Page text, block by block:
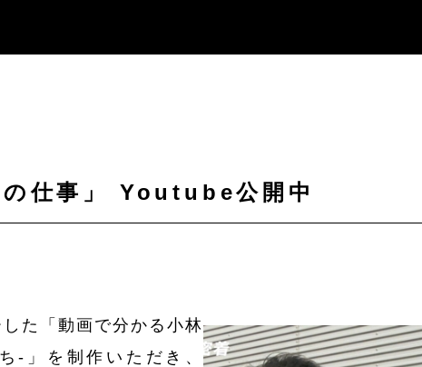
仕事」 Youtube公開中
た「動画で分かる小林
-」を制作いただき、